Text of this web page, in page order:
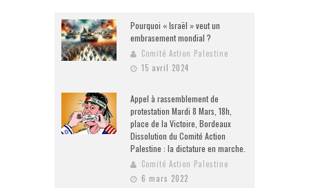
Pourquoi « Israël » veut un
embrasement mondial ?
Comité Action Palestine
15 avril 2024
Appel à rassemblement de
protestation Mardi 8 Mars, 18h,
place de la Victoire, Bordeaux
Dissolution du Comité Action
Palestine : la dictature en marche.
Comité Action Palestine
6 mars 2022